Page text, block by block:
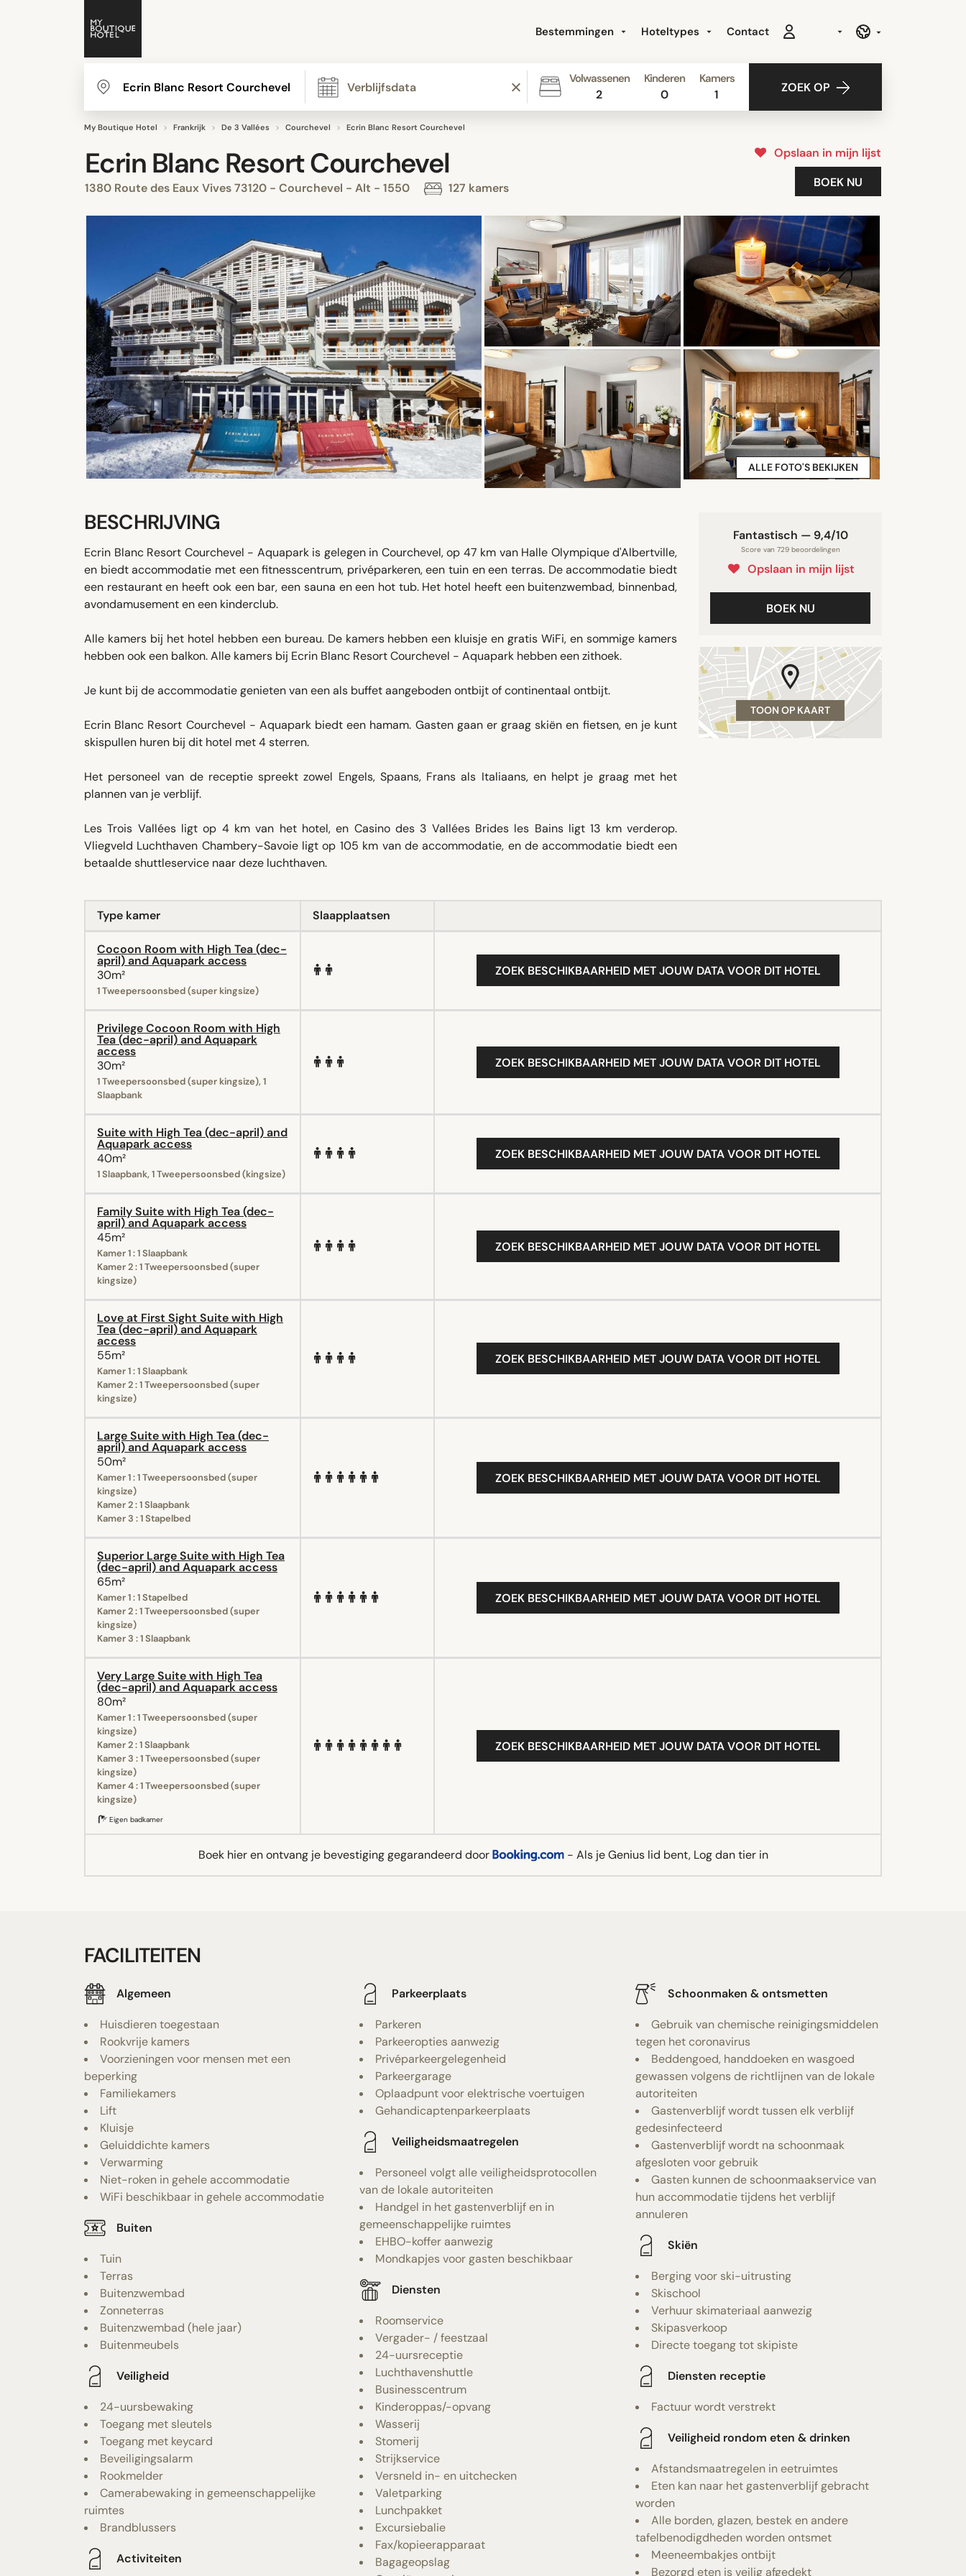
Bestemmingen Hoteltypes Contact
Volwassenen
2
Kinderen
0
Kamers
1 ZOEK OP
My Boutique Hotel Frankrijk De 3 Vallées Courchevel Ecrin Blanc Resort Courchevel
Ecrin Blanc Resort Courchevel
1380 Route des Eaux Vives 73120 - Courchevel - Alt - 1550 127 kamers
Opslaan in mijn lijst
BOEK NU
ALLE FOTO'S BEKIJKEN
Fantastisch — 9,4/10
Score van 729 beoordelingen
Opslaan in mijn lijst
BOEK NU
TOON OP KAART
BESCHRIJVING
Ecrin Blanc Resort Courchevel - Aquapark is gelegen in Courchevel, op 47 km van Halle Olympique d'Albertville,
en biedt accommodatie met een fitnesscentrum, privéparkeren, een tuin en een terras. De accommodatie biedt
een restaurant en heeft ook een bar, een sauna en een hot tub. Het hotel heeft een buitenzwembad, binnenbad,
avondamusement en een kinderclub.
Alle kamers bij het hotel hebben een bureau. De kamers hebben een kluisje en gratis WiFi, en sommige kamers
hebben ook een balkon. Alle kamers bij Ecrin Blanc Resort Courchevel - Aquapark hebben een zithoek.
Je kunt bij de accommodatie genieten van een als buffet aangeboden ontbijt of continentaal ontbijt.
Ecrin Blanc Resort Courchevel - Aquapark biedt een hamam. Gasten gaan er graag skiën en fietsen, en je kunt
skispullen huren bij dit hotel met 4 sterren.
Het personeel van de receptie spreekt zowel Engels, Spaans, Frans als Italiaans, en helpt je graag met het
plannen van je verblijf.
Les Trois Vallées ligt op 4 km van het hotel, en Casino des 3 Vallées Brides les Bains ligt 13 km verderop.
Vliegveld Luchthaven Chambery-Savoie ligt op 105 km van de accommodatie, en de accommodatie biedt een
betaalde shuttleservice naar deze luchthaven.
Type kamer Slaapplaatsen
Cocoon Room with High Tea (dec-
april) and Aquapark access
30m²
1 Tweepersoonsbed (super kingsize)
ZOEK BESCHIKBAARHEID MET JOUW DATA VOOR DIT HOTEL
Privilege Cocoon Room with High
Tea (dec-april) and Aquapark
access
30m²
1 Tweepersoonsbed (super kingsize), 1
Slaapbank
ZOEK BESCHIKBAARHEID MET JOUW DATA VOOR DIT HOTEL
Suite with High Tea (dec-april) and
Aquapark access
40m²
1 Slaapbank, 1 Tweepersoonsbed (kingsize)
ZOEK BESCHIKBAARHEID MET JOUW DATA VOOR DIT HOTEL
Family Suite with High Tea (dec-
april) and Aquapark access
45m²
Kamer 1 : 1 Slaapbank
Kamer 2 : 1 Tweepersoonsbed (super
kingsize)
ZOEK BESCHIKBAARHEID MET JOUW DATA VOOR DIT HOTEL
Love at First Sight Suite with High
Tea (dec-april) and Aquapark
access
55m²
Kamer 1 : 1 Slaapbank
Kamer 2 : 1 Tweepersoonsbed (super
kingsize)
ZOEK BESCHIKBAARHEID MET JOUW DATA VOOR DIT HOTEL
Large Suite with High Tea (dec-
april) and Aquapark access
50m²
Kamer 1 : 1 Tweepersoonsbed (super
kingsize)
Kamer 2 : 1 Slaapbank
Kamer 3 : 1 Stapelbed
ZOEK BESCHIKBAARHEID MET JOUW DATA VOOR DIT HOTEL
Superior Large Suite with High Tea
(dec-april) and Aquapark access
65m²
Kamer 1 : 1 Stapelbed
Kamer 2 : 1 Tweepersoonsbed (super
kingsize)
Kamer 3 : 1 Slaapbank
ZOEK BESCHIKBAARHEID MET JOUW DATA VOOR DIT HOTEL
Very Large Suite with High Tea
(dec-april) and Aquapark access
80m²
Kamer 1 : 1 Tweepersoonsbed (super
kingsize)
Kamer 2 : 1 Slaapbank
Kamer 3 : 1 Tweepersoonsbed (super
kingsize)
Kamer 4 : 1 Tweepersoonsbed (super
kingsize)
Eigen badkamer
ZOEK BESCHIKBAARHEID MET JOUW DATA VOOR DIT HOTEL
Boek hier en ontvang je bevestiging gegarandeerd door - Als je Genius lid bent, Log dan tier in
FACILITEITEN
Algemeen
Huisdieren toegestaan
Rookvrije kamers
Voorzieningen voor mensen met een
beperking
Familiekamers
Lift
Kluisje
Geluiddichte kamers
Verwarming
Niet-roken in gehele accommodatie
WiFi beschikbaar in gehele accommodatie
Buiten
Tuin
Terras
Buitenzwembad
Zonneterras
Buitenzwembad (hele jaar)
Buitenmeubels
Veiligheid
24-uursbewaking
Toegang met sleutels
Toegang met keycard
Beveiligingsalarm
Rookmelder
Camerabewaking in gemeenschappelijke
ruimtes
Brandblussers
Activiteiten
Parkeerplaats
Parkeren
Parkeeropties aanwezig
Privéparkeergelegenheid
Parkeergarage
Oplaadpunt voor elektrische voertuigen
Gehandicaptenparkeerplaats
Veiligheidsmaatregelen
Personeel volgt alle veiligheidsprotocollen
van de lokale autoriteiten
Handgel in het gastenverblijf en in
gemeenschappelijke ruimtes
EHBO-koffer aanwezig
Mondkapjes voor gasten beschikbaar
Diensten
Roomservice
Vergader- / feestzaal
24-uursreceptie
Luchthavenshuttle
Businesscentrum
Kinderoppas/-opvang
Wasserij
Stomerij
Strijkservice
Versneld in- en uitchecken
Valetparking
Lunchpakket
Excursiebalie
Fax/kopieerapparaat
Bagageopslag
Schoonmaken & ontsmetten
Gebruik van chemische reinigingsmiddelen
tegen het coronavirus
Beddengoed, handdoeken en wasgoed
gewassen volgens de richtlijnen van de lokale
autoriteiten
Gastenverblijf wordt tussen elk verblijf
gedesinfecteerd
Gastenverblijf wordt na schoonmaak
afgesloten voor gebruik
Gasten kunnen de schoonmaakservice van
hun accommodatie tijdens het verblijf
annuleren
Skiën
Berging voor ski-uitrusting
Skischool
Verhuur skimateriaal aanwezig
Skipasverkoop
Directe toegang tot skipiste
Diensten receptie
Factuur wordt verstrekt
Veiligheid rondom eten & drinken
Afstandsmaatregelen in eetruimtes
Eten kan naar het gastenverblijf gebracht
worden
Alle borden, glazen, bestek en andere
tafelbenodigdheden worden ontsmet
Meeneembakjes ontbijt
Bezorgd eten is veilig afgedekt